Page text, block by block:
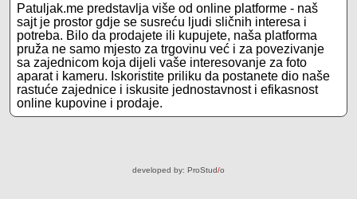
Patuljak.me predstavlja više od online platforme - naš
sajt je prostor gdje se susreću ljudi sličnih interesa i
potreba. Bilo da prodajete ili kupujete, naša platforma
pruža ne samo mjesto za trgovinu već i za povezivanje
sa zajednicom koja dijeli vaše interesovanje za foto
aparat i kameru. Iskoristite priliku da postanete dio naše
rastuće zajednice i iskusite jednostavnost i efikasnost
online kupovine i prodaje.
developed by: ProStud/o